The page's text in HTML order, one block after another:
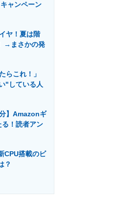
ーの最前線
ャンペーン
ヤ！夏は階
→まさかの発
らこれ！」
"している人
】Amazonギ
る！読者アン
CPU搭載のビ
？